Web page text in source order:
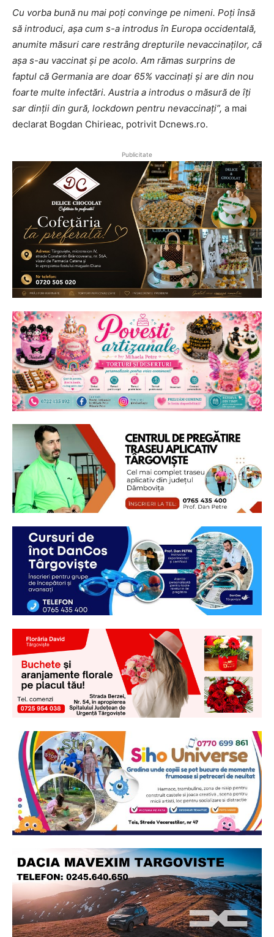
Cu vorba bună nu mai poți convinge pe nimeni. Poți însă
să introduci, așa cum s-a introdus în Europa occidentală,
anumite măsuri care restrâng drepturile nevaccinaților, că
așa s-au vaccinat și pe acolo. Am rămas surprins de
faptul că Germania are doar 65% vaccinați și are din nou
foarte multe infectări. Austria a introdus o măsură de îți
sar dinții din gură, lockdown pentru nevaccinați”, a mai
declarat Bogdan Chirieac, potrivit Dcnews.ro.
Publicitate